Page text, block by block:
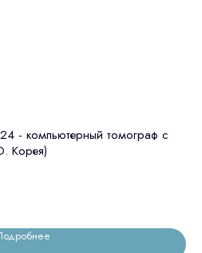
- компьютерный томограф с
Корея)